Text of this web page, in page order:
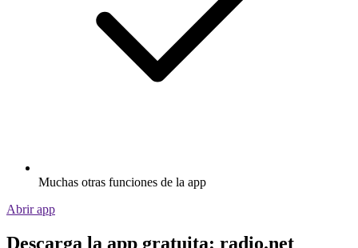
Muchas otras funciones de la app
Abrir app
Descarga la app gratuita: radio.net